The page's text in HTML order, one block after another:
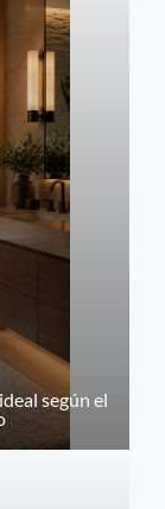
según el